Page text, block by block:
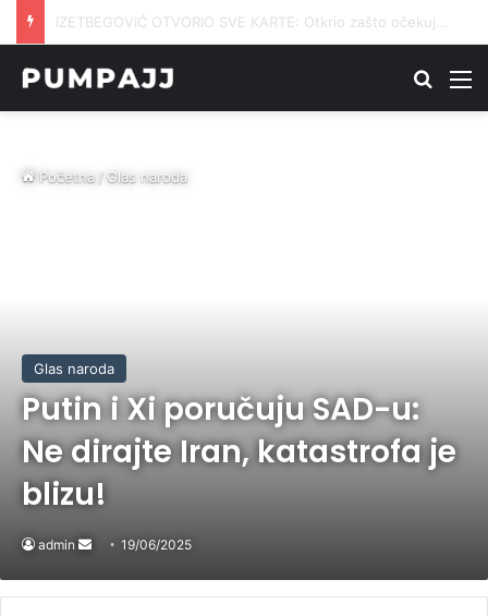
GOŠĆA ZAPALILA APARTMAN U HRVATSKOJ: Vlasnik tvrdi da su se gosti smijali dok mu je kuća gorjela
Traži
Početna/Glas naroda
Glas naroda
Putin i Xi poručuju SAD-u:
Ne dirajte Iran, katastrofa je
blizu!
admin
Send
email
19/06/2025